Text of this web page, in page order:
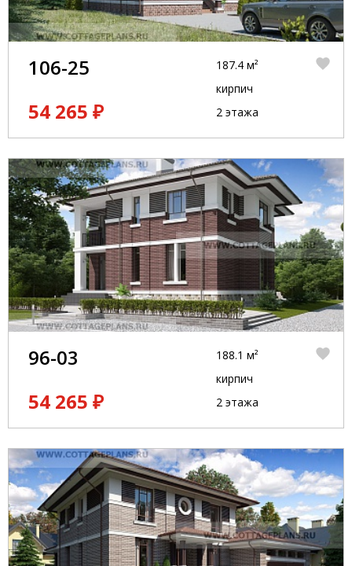
106-25
54 265 ₽
187.4 м²
кирпич
2 этажа
96-03
54 265 ₽
188.1 м²
кирпич
2 этажа